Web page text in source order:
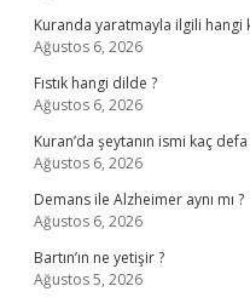
Kuranda yaratmayla ilgili hangi
Ağustos 6, 2026
Fıstık hangi dilde ?
Ağustos 6, 2026
Kuran’da şeytanın ismi kaç
Ağustos 6, 2026
Demans ile Alzheimer aynı mı ?
Ağustos 6, 2026
Bartın’ın ne yetişir ?
Ağustos 5, 2026